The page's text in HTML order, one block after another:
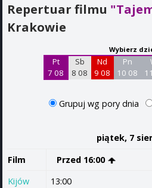
Repertuar filmu
Krakowie
Wybierz
Pt
7 08
Sb
8 08
Nd
9 08
Pn
10 08
Grupuj wg pory dnia
piątek, 7
Film
Przed 16:00
Kijów
13:00